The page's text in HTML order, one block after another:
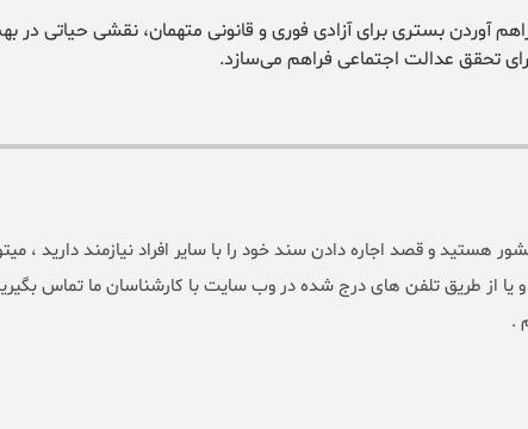
آوردن بستری برای آزادی فوری و قانونی متهمان، نقشی حیاتی
تحقق عدالت اجتماعی فراهم می‌سازد.
هستید و قصد اجاره دادن سند خود را با سایر افراد نیازمند دارید ،